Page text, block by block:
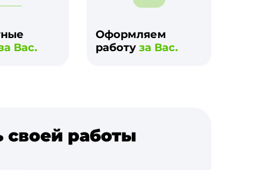
Вас.
Оформляем
работу за Вас.
своей работы